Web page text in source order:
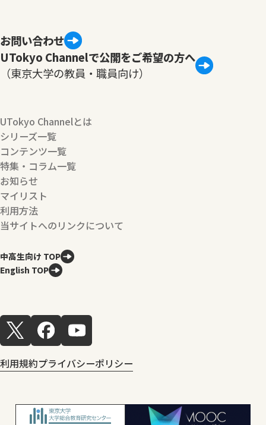
お問い合わせ
UTokyo Channelで公開をご希望の方へ
（東京大学の教員・職員向け）
UTokyo Channelとは
シリーズ一覧
コンテンツ一覧
特集・コラム一覧
お知らせ
マイリスト
利用方法
当サイトへのリンクについて
中高生向け TOP
English TOP
利用規約プライバシーポリシー